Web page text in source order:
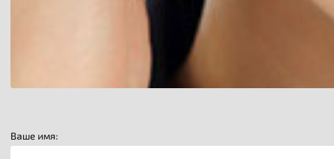
Ваше имя: